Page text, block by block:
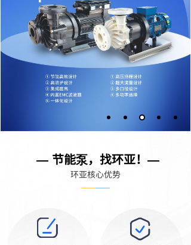
— 节能泵，找环亚！ —
环亚核心优势
————